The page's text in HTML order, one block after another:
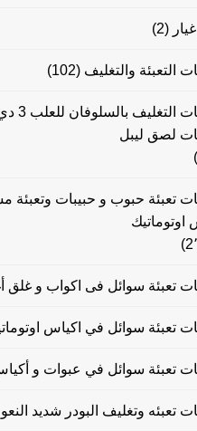
(2)
التعبئة والتغليف (102)
ماكينات التغليف
لصق ليبل
تعبئة حبوب و حبيبات وتعبئة
اوتوماتيك
تعبئة سوائل فى اكواب و غلق
تعبئة سوائل في اكياس
تعبئة سوائل في عبوات و
تعبئه وتغليف البودر شديد